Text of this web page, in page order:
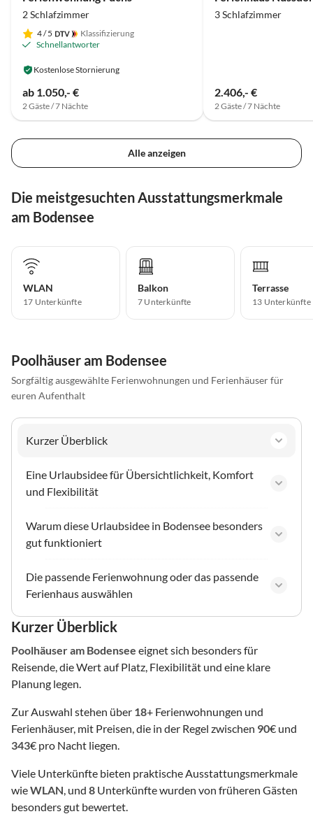
2 Schlafzimmer
4/ 5
Klassifizierung
Schnellantworter
Kostenlose Stornierung
ab 1.050,- €
2 Gäste / 7 Nächte
3 Schlafzimmer
2.406,- €
2 Gäste / 7 Nächte
Alle anzeigen
Die meistgesuchten Ausstattungsmerkmale
am Bodensee
WLAN
17 Unterkünfte
Balkon
7 Unterkünfte
Terrasse
13 Unterkünfte
Poolhäuser am Bodensee
Sorgfältig ausgewählte Ferienwohnungen und Ferienhäuser für
euren Aufenthalt
Kurzer Überblick
Eine Urlaubsidee für Übersichtlichkeit, Komfort
und Flexibilität
Warum diese Urlaubsidee in Bodensee besonders
gut funktioniert
Die passende Ferienwohnung oder das passende
Ferienhaus auswählen
Kurzer Überblick
Poolhäuseram Bodensee eignet sich besonders für
Reisende, die Wert auf Platz, Flexibilität und eine klare
Planung legen.
Zur Auswahl stehen über 18+ Ferienwohnungen und
Ferienhäuser, mit Preisen, die in der Regel zwischen 90€ und
343€ pro Nacht liegen.
Viele Unterkünfte bieten praktische Ausstattungsmerkmale
wieWLAN, und 8 Unterkünfte wurden von früheren Gästen
besonders gut bewertet.